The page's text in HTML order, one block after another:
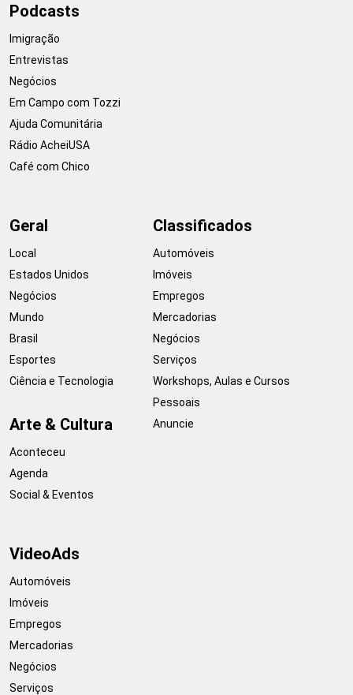
Podcasts
Imigração
Entrevistas
Negócios
Em Campo com Tozzi
Ajuda Comunitária
Rádio AcheiUSA
Café com Chico
Geral
Local
Estados Unidos
Negócios
Mundo
Brasil
Esportes
Ciência e Tecnologia
Arte & Cultura
Aconteceu
Agenda
Social & Eventos
Classificados
Automóveis
Imóveis
Empregos
Mercadorias
Negócios
Serviços
Workshops, Aulas e Cursos
Pessoais
Anuncie
VideoAds
Automóveis
Imóveis
Empregos
Mercadorias
Negócios
Serviços